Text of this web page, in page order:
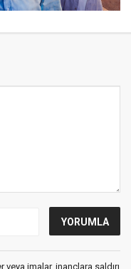
imalar, inançlara saldırı